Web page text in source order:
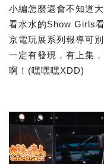
小編怎麼還會不知道
看水水的Show Girls
京電玩展系列報導可
一定有發現，有上集
啊！(嘿嘿嘿XDD)